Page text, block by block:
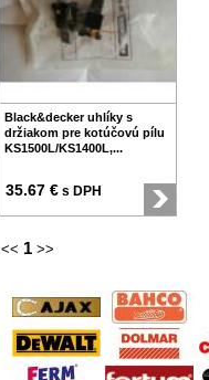
Black&decker uhlíky s
držiakom pre kotúčovú pílu
KS1500L/KS1400L,...
35.67 € s DPH
<< 1 >>